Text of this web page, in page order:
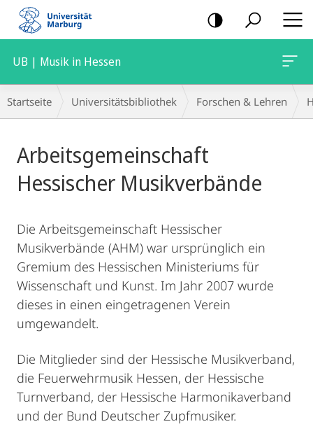
Mobile-
Navigation
UB | Musik in Hessen
Breadcrumb-
Navigation
Startseite Universitätsbibliothek Forschen & Lehren
Arbeitsgemeinschaft
Hessischer Musikverbände
Die Arbeitsgemeinschaft Hessischer
Musikverbände (AHM) war ursprünglich ein
Gremium des Hessischen Ministeriums für
Wissenschaft und Kunst. Im Jahr 2007 wurde
dieses in einen eingetragenen Verein
umgewandelt.
Die Mitglieder sind der Hessische Musikverband,
die Feuerwehrmusik Hessen, der Hessische
Turnverband, der Hessische Harmonikaverband
und der Bund Deutscher Zupfmusiker.